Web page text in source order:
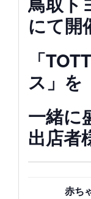
にて開
「
ス」を
一緒に
出店者
赤ち